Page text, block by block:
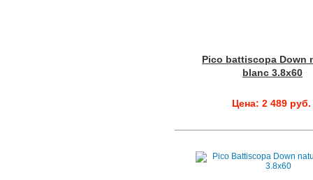
Pico battiscopa Down
blanc 3.8x60
Цена: 2 489 руб.